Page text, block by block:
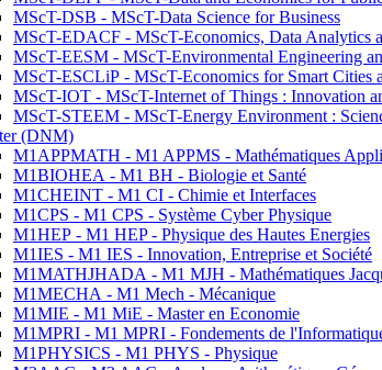
MScT-DSB - MScT-Data Science for Business
MScT-EDACF - MScT-Economics, Data Analytics
MScT-EESM - MScT-Environmental Engineering
MScT-ESCLiP - MScT-Economics for Smart Cities
MScT-IOT - MScT-Internet of Things : Innovation
MScT-STEEM - MScT-Energy Environment :
(DNM)
M1APPMATH - M1 APPMS - Mathématiques
M1BIOHEA - M1 BH - Biologie et Santé
M1CHEINT - M1 CI - Chimie et Interfaces
M1CPS - M1 CPS - Système Cyber Physique
M1HEP - M1 HEP - Physique des Hautes Energies
M1IES - M1 IES - Innovation, Entreprise et Société
M1MATHJHADA - M1 MJH - Mathématiques
M1MECHA - M1 Mech - Mécanique
M1MIE - M1 MiE - Master en Economie
M1MPRI - M1 MPRI - Fondements de
M1PHYSICS - M1 PHYS - Physique